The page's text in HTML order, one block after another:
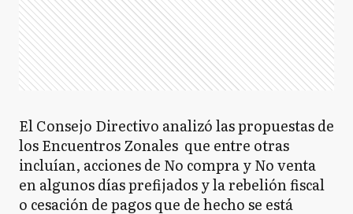
El Consejo Directivo analizó las propuestas de
los Encuentros Zonales que entre otras
incluían, acciones de No compra y No venta
en algunos días prefijados y la rebelión fiscal
o cesación de pagos que de hecho se está